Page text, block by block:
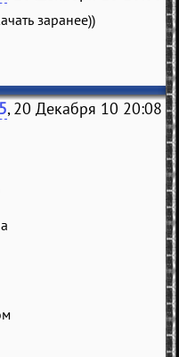
заранее))
, 20 Декабря 10 20:08